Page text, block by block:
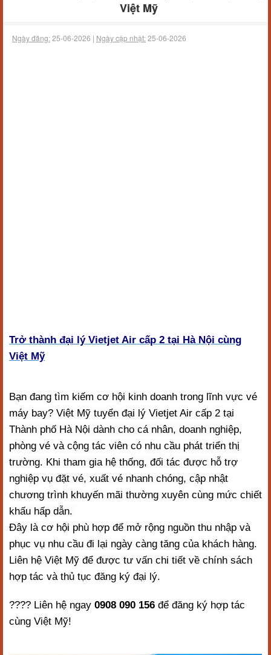
Việt Mỹ
Ngày đăng:25-06-2026 | Ngày cập nhật:25-06-2026
Trở thành đại lý Vietjet Air cấp 2 tại Hà Nội cùng
Việt Mỹ
Bạn đang tìm kiếm cơ hội kinh doanh trong lĩnh vực vé
máy bay? Việt Mỹ tuyển đại lý Vietjet Air cấp 2 tại
Thành phố Hà Nội dành cho cá nhân, doanh nghiệp,
phòng vé và cộng tác viên có nhu cầu phát triển thị
trường. Khi tham gia hệ thống, đối tác được hỗ trợ
nghiệp vụ đặt vé, xuất vé nhanh chóng, cập nhật
chương trình khuyến mãi thường xuyên cùng mức chiết
khấu hấp dẫn.
Đây là cơ hội phù hợp để mở rộng nguồn thu nhập và
phục vụ nhu cầu đi lại ngày càng tăng của khách hàng.
Liên hệ Việt Mỹ để được tư vấn chi tiết về chính sách
hợp tác và thủ tục đăng ký đại lý.
???? Liên hệ ngay 0908 090 156 để đăng ký hợp tác
cùng Việt Mỹ!